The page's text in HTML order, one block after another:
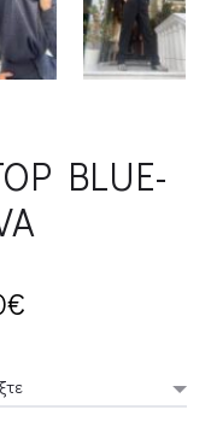
BLUE-
€Current
is: